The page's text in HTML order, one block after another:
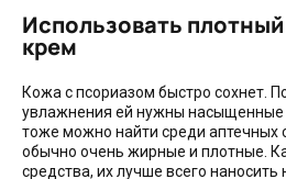
Использовать
крем
Кожа с псориазом быстро сохнет.
увлажнения ей нужны насыщенные
тоже можно найти среди аптечных
обычно очень жирные и плотные.
средства, их лучше всего